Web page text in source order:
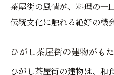
茶屋街の風情が、料理の一
伝統文化に触れる絶好の機
ひがし茶屋街の建物がも
ひがし茶屋街の建物は、和